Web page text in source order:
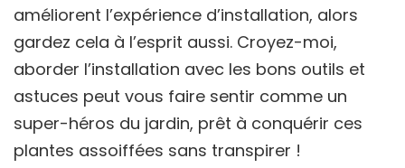
améliorent l’expérience d’installation, alors
gardez cela à l’esprit aussi. Croyez-moi,
aborder l’installation avec les bons outils et
astuces peut vous faire sentir comme un
super-héros du jardin, prêt à conquérir ces
plantes assoiffées sans transpirer !